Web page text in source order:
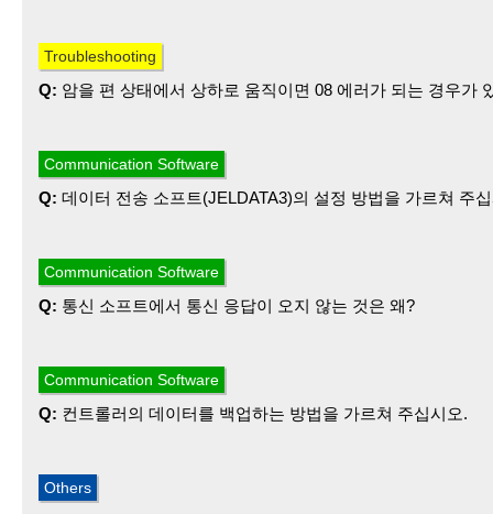
A:속도 변경에서 입력한 수치가 설정 범위 이외인 경우에는
그리고 속도를 설정한 다음에는 데이터를 저장해야 합니다.
EEPROM에 저장하는 순서가 있습니다.
Q: 암을 편 상태에서 상하로 움직이면 08 에러가 되는 경우가
A:암을 편 상태에서는 상하로의 이동량이 설정에 의해 제한
작동 범위를 확인하고 취급설명서에 따라 상하로의 이동 설
Q: 데이터 전송 소프트(JELDATA3)의 설정 방법을 가르쳐 주
A:일람이 표시되므로 로봇의 형식과 컨트롤러의 형식에 맞
표시되어 있지 않은 기종의 경우에는 제조 번호를 알려 주시
대응하는 기종을 알려 드리겠습니다.
Q: 통신 소프트에서 통신 응답이 오지 않는 것은 왜?
A:여러 개의 소프트를 실행하고 있으면 1개로 하십시오.
PC의 통신 포트가 열려 있는지 확인하여 주십시오. 그리고
하여 주십시오.
T-BOX가 표시되어 있는지 확인하여 주십시오.
Q: 컨트롤러의 데이터를 백업하는 방법을 가르쳐 주십시오.
A:부속 소프트(JELDATA3)와 전용 통신 케이블을 이용하여